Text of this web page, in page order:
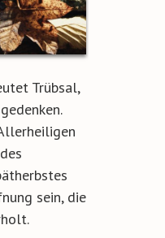
Trübsal,
sein, die